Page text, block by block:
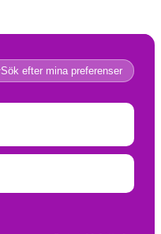
Sök efter mina preferenser